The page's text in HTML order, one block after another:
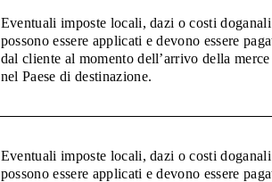
Eventuali imposte locali, dazi o costi doganali
possono essere applicati e devono essere
dal cliente al momento dell’arrivo della merce
nel Paese di destinazione.
Eventuali imposte locali, dazi o costi doganali
possono essere applicati e devono essere